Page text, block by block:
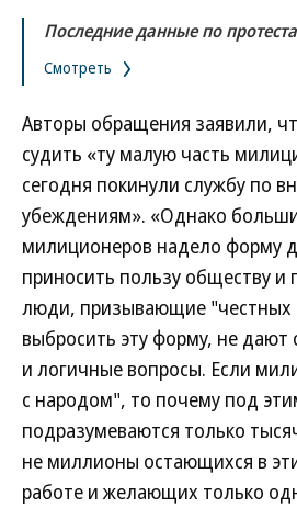
Последние данные по
Смотреть
Авторы обращения заявили,
судить «ту малую часть
сегодня покинули службу по
убеждениям». «Однако
милиционеров надело форму
приносить пользу обществу и
люди, призывающие "честных
выбросить эту форму, не дают
и логичные вопросы. Если
с народом", то почему под
подразумеваются только
не миллионы остающихся в
работе и желающих только